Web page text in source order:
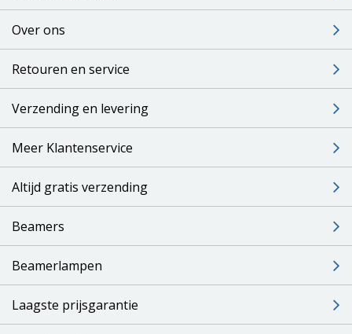
Over ons
Retouren en service
Verzending en levering
Meer Klantenservice
Altijd gratis verzending
Beamers
Beamerlampen
Laagste prijsgarantie